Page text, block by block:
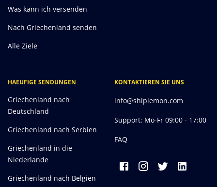
Was kann ich versenden
Nach Griechenland senden
Alle Ziele
HAEUFIGE SENDUNGEN
Griechenland nach
Deutschland
Griechenland nach Serbien
Griechenland in die
Niederlande
Griechenland nach Belgien
KONTAKTIEREN SIE UNS
info@shiplemon.com
Support: Mo-Fr 09:00 - 17:00
FAQ